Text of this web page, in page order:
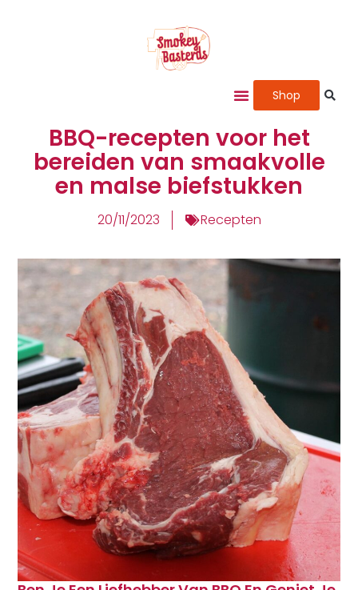
Shop
BBQ-recepten voor het
bereiden van smaakvolle
en malse biefstukken
20/11/2023 Recepten